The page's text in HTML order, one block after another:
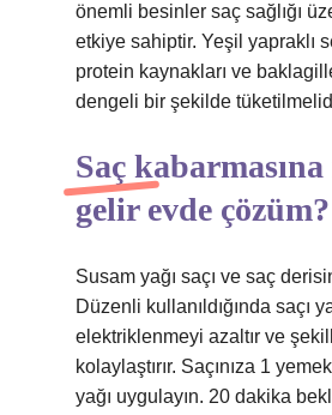
önemli besinler saç sağlığı
etkiye sahiptir. Yeşil yapraklı
protein kaynakları ve
dengeli bir şekilde
Saç
gelir evde çözüm?
Susam yağı saçı ve saç
Düzenli kullanıldığında saçı
elektriklenmeyi azaltır ve
kolaylaştırır. Saçınıza 1
yağı uygulayın. 20 dakika